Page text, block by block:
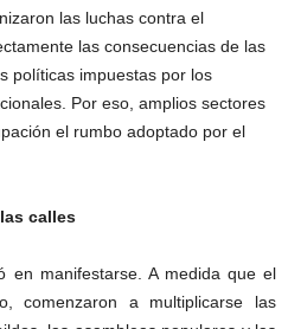
las luchas contra el
las consecuencias de las
políticas impuestas por los
Por eso, amplios sectores
el rumbo adoptado por el
calles
en manifestarse. A medida que el
comenzaron a multiplicarse las